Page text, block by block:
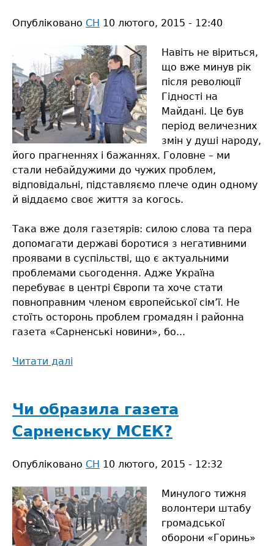
Опубліковано СН 10 лютого, 2015 - 12:40
Навіть не віриться,
що вже минув рік
після революції
Гідності на
Майдані. Це був
період величезних
змін у душі народу,
його прагненнях і бажаннях. Головне – ми
стали небайдужими до чужих проблем,
відповідальні, підставляємо плече один одному
й віддаємо своє життя за когось.
Така вже доля газетярів: силою слова та пера
допомагати державі боротися з негативними
проявами в суспільстві, що є актуальними
проблемами сьогодення. Адже Україна
перебуває в центрі Європи та хоче стати
повноправним членом європейської сім’ї. Не
стоїть осторонь проблем громадян і районна
газета «Сарненські новини», бо...
Читати далі
свободи
слова
та
Чи образила газета
Сарненську МСЕК?
Опубліковано СН 10 лютого, 2015 - 12:32
Минулого тижня
волонтери штабу
громадської
оборони «Горинь»